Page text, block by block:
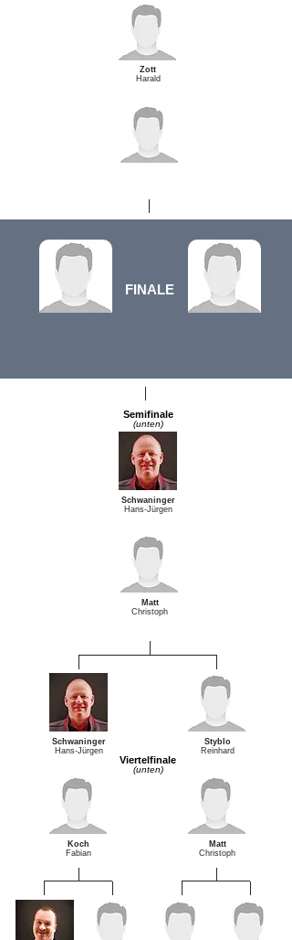
Zott
Harald
FINALE
Semifinale
(unten)
Schwaninger
Hans-Jürgen
Matt
Christoph
Schwaninger
Hans-Jürgen
Koch
Fabian
Viertelfinale
(unten)
Styblo
Reinhard
Matt
Christoph